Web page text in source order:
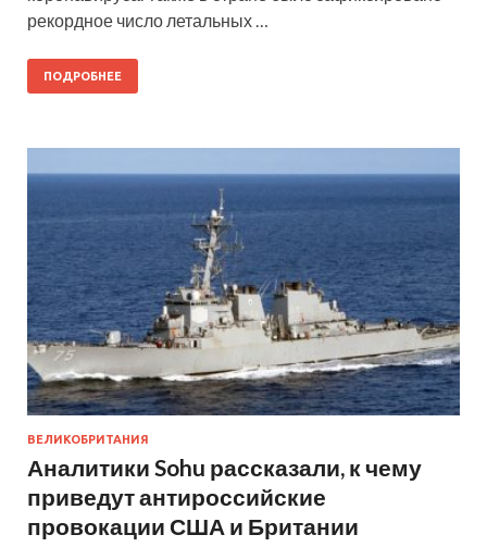
рекордное число летальных …
ПОДРОБНЕЕ
ВЕЛИКОБРИТАНИЯ
Аналитики Sohu рассказали, к чему
приведут антироссийские
провокации США и Британии